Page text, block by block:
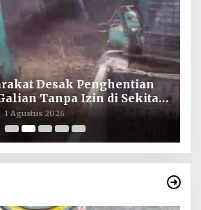
Desak Penghentian
Tanpa Izin di Sekitar
Desa Tanah Abang
1 Agustus 2026